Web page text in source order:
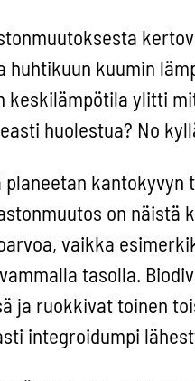
huhtikuun kuumin
keskilämpötila ylitti
huolestua? No
planeetan
on näistä
vaikka
tasolla.
ja ruokkivat toinen
integroidumpi